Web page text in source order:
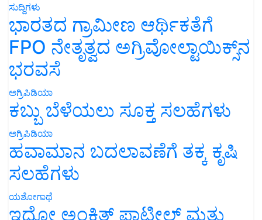
ಸುದ್ದಿಗಳು
ಭಾರತದ ಗ್ರಾಮೀಣ ಆರ್ಥಿಕತೆಗೆ
FPO ನೇತೃತ್ವದ ಅಗ್ರಿವೋಲ್ಟಾಯಿಕ್ಸ್‌ನ
ಭರವಸೆ
ಅಗ್ರಿಪಿಡಿಯಾ
ಕಬ್ಬು ಬೆಳೆಯಲು ಸೂಕ್ತ ಸಲಹೆಗಳು
ಅಗ್ರಿಪಿಡಿಯಾ
ಹವಾಮಾನ ಬದಲಾವಣೆಗೆ ತಕ್ಕ ಕೃಷಿ
ಸಲಹೆಗಳು
ಯಶೋಗಾಥೆ
ಇದೋ ಅಂಕಿತ್ ಪಾಟೀಲ್ ಮತ್ತು